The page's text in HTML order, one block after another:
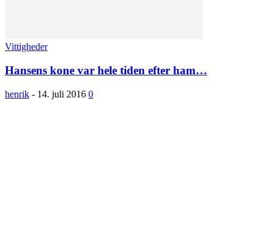
Vittigheder
Hansens kone var hele tiden efter ham…
henrik - 14. juli 2016 0